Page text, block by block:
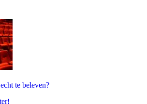
te beleven?